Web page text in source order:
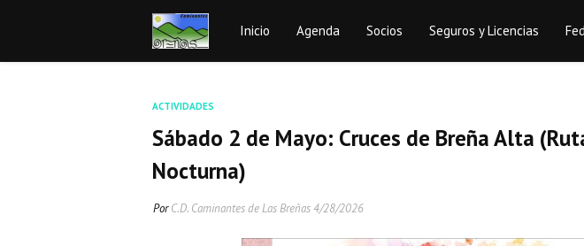
Inicio Agenda Socios Seguros y Licencias
ACTIVIDADES
Sábado 2 de Mayo: Cruces de Breña Alta
Nocturna)
Por C.D. Caminantes de Las Breñas4/28/2026